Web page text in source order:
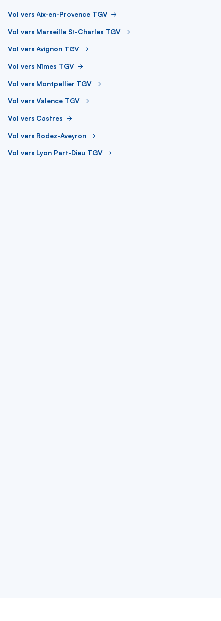
Vol vers Aix-en-Provence TGV
Vol vers Marseille St-Charles TGV
Vol vers Avignon TGV
Vol vers Nîmes TGV
Vol vers Montpellier TGV
Vol vers Valence TGV
Vol vers Castres
Vol vers Rodez-Aveyron
Vol vers Lyon Part-Dieu TGV